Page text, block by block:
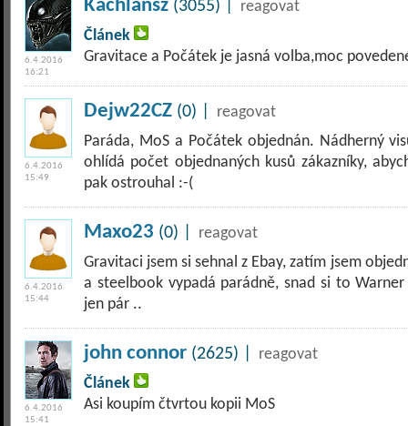
6.4.2016
16:21
Kachlansz (3055) |
reagovat
Článek
Gravitace a Počátek je jasná volba,moc
6.4.2016
15:49
Dejw22CZ (0) |
reagovat
Paráda, MoS a Počátek objednán. Nádherný
ohlídá počet objednaných kusů zákazníky,
pak ostrouhal :-(
6.4.2016
15:44
Maxo23 (0) |
reagovat
Gravitaci jsem si sehnal z Ebay, zatím jsem
a steelbook vypadá parádně, snad si to
jen pár ..
6.4.2016
15:41
john connor (2625) |
reagovat
Článek
Asi koupím čtvrtou kopii MoS